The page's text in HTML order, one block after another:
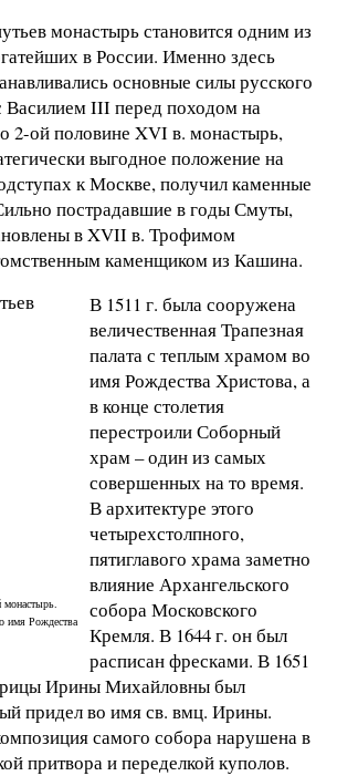
монастырь становится одним из
в России. Именно здесь
основные силы русского
Василием III перед походом на
2-ой половине XVI в. монастырь,
выгодное положение на
к Москве, получил каменные
пострадавшие в годы Смуты,
в XVII в. Трофимом
каменщиком из Кашина.
имя Рождества
В 1511 г. была сооружена
величественная Трапезная
палата с теплым храмом во
имя Рождества Христова, а
в конце столетия
перестроили Соборный
храм – один из самых
совершенных на то время.
В архитектуре этого
четырехстолпного,
пятиглавого храма заметно
влияние Архангельского
собора Московского
Кремля. В 1644 г. он был
расписан фресками. В 1651
Ирины Михайловны был
придел во имя св. вмц. Ирины.
самого собора нарушена в
притвора и переделкой куполов.